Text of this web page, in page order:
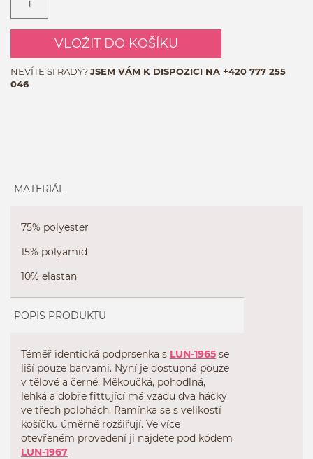
VLOŽIT DO KOŠÍKU
NEVÍTE SI RADY?JSEM VÁM K DISPOZICI NA +420 777 255
046
MATERIÁL
75% polyester
15% polyamid
10% elastan
POPIS PRODUKTU
Téměř identická podprsenka s LUN-1965 se
liší pouze barvami. Nyní je dostupná pouze
v tělové a černé. Měkoučká, pohodlná,
lehká a dobře fittující má vzadu dva háčky
ve třech polohách. Ramínka se s velikostí
košíčku úměrně rozšiřují. Ve více
otevřeném provedení ji najdete pod kódem
LUN-1967